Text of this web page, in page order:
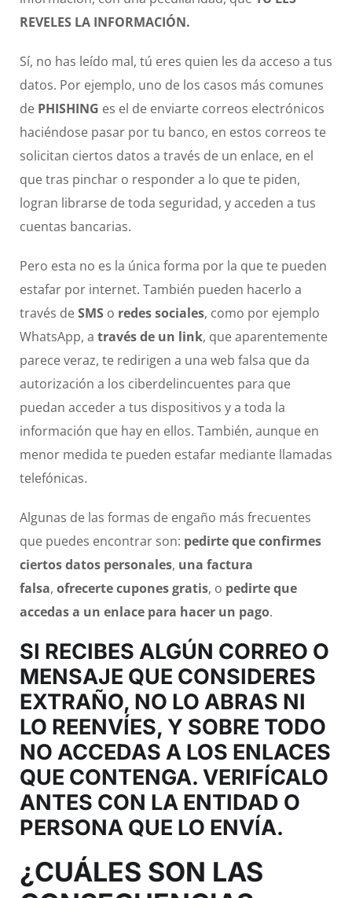
REVELES LA INFORMACIÓN.
Sí, no has leído mal, tú eres quien les da acceso a tus
datos. Por ejemplo, uno de los casos más comunes
de PHISHING es el de enviarte correos electrónicos
haciéndose pasar por tu banco, en estos correos te
solicitan ciertos datos a través de un enlace, en el
que tras pinchar o responder a lo que te piden,
logran librarse de toda seguridad, y acceden a tus
cuentas bancarias.
Pero esta no es la única forma por la que te pueden
estafar por internet. También pueden hacerlo a
través deSMS o redes sociales, como por ejemplo
WhatsApp, a través de un link, que aparentemente
parece veraz, te redirigen a una web falsa que da
autorización a los ciberdelincuentes para que
puedan acceder a tus dispositivos y a toda la
información que hay en ellos. También, aunque en
menor medida te pueden estafar mediante llamadas
telefónicas.
Algunas de las formas de engaño más frecuentes
que puedes encontrar son: pedirte que confirmes
ciertos datos personales, una factura
falsa, ofrecerte cupones gratis, o pedirte que
accedas a un enlace para hacer un pago.
SI RECIBES ALGÚN CORREO O
MENSAJE QUE CONSIDERES
EXTRAÑO, NO LO ABRAS NI
LO REENVÍES, Y SOBRE TODO
NO ACCEDAS A LOS ENLACES
QUE CONTENGA. VERIFÍCALO
ANTES CON LA ENTIDAD O
PERSONA QUE LO ENVÍA.
¿CUÁLES SON LAS